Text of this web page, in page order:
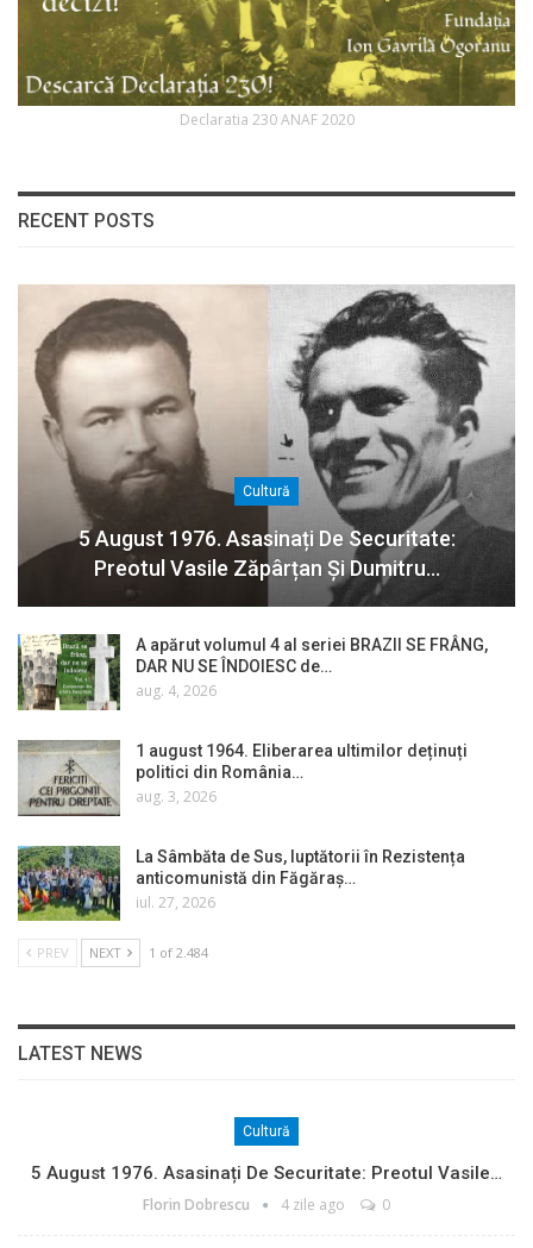
Declaratia 230 ANAF 2020
RECENT POSTS
Cultură
5 August 1976. Asasinați De Securitate:
Preotul Vasile Zăpârțan Și Dumitru…
A apărut volumul 4 al seriei BRAZII SE FRÂNG,
DAR NU SE ÎNDOIESC de…
aug. 4, 2026
1 august 1964. Eliberarea ultimilor deținuți
politici din România…
aug. 3, 2026
La Sâmbăta de Sus, luptătorii în Rezistența
anticomunistă din Făgăraș…
iul. 27, 2026
PREV NEXT 1 of 2.484
LATEST NEWS
Cultură
5 August 1976. Asasinați De Securitate: Preotul Vasile…
Florin Dobrescu 4 zile ago 0